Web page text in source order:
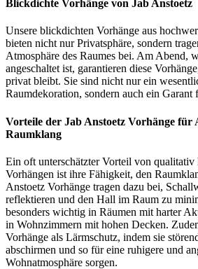
Blickdichte Vorhänge von Jab Anstoetz
Unsere blickdichten Vorhänge aus
bieten nicht nur Privatsphäre, sondern
Atmosphäre des Raumes bei. Am Abend,
angeschaltet ist, garantieren diese
privat bleibt. Sie sind nicht nur ein
Raumdekoration, sondern auch ein Garant
Vorteile der Jab Anstoetz Vorhänge für
Raumklang
Ein oft unterschätzter Vorteil von qualitativ
Vorhängen ist ihre Fähigkeit, den
Anstoetz Vorhänge tragen dazu bei,
reflektieren und den Hall im Raum zu
besonders wichtig in Räumen mit harter
in Wohnzimmern mit hohen Decken.
Vorhänge als Lärmschutz, indem sie
abschirmen und so für eine ruhigere und
Wohnatmosphäre sorgen.